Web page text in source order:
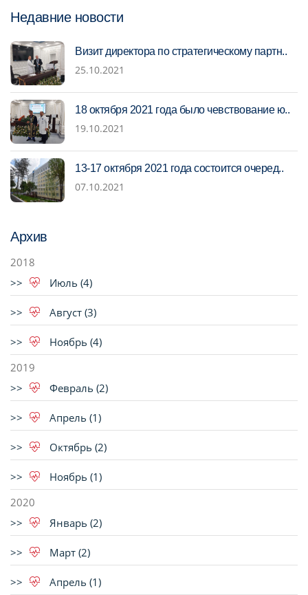
Недавние новости
Визит директора по стратегическому партн..
25.10.2021
18 октября 2021 года было чевствование ю..
19.10.2021
13-17 октября 2021 года состоится очеред..
07.10.2021
Архив
2018
Июль (4)
Август (3)
Ноябрь (4)
2019
Февраль (2)
Апрель (1)
Октябрь (2)
Ноябрь (1)
2020
Январь (2)
Март (2)
Апрель (1)